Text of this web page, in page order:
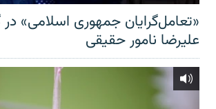
«تعامل‌گرایان جمهوری اسلامی»
علیرضا نامور حقیقی